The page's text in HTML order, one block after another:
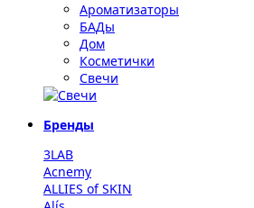
Ароматизаторы
БАДы
Дом
Косметички
Свечи
Бренды
3LAB
Acnemy
ALLIES of SKIN